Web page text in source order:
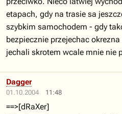
etapach, gdy na trasie sa
szybkim samochodem - gdy
bezpiecznie przejechac
jechali skrotem wcale mnie nie
01.10.2004 11:48
Dagger
==>[dRaXer]